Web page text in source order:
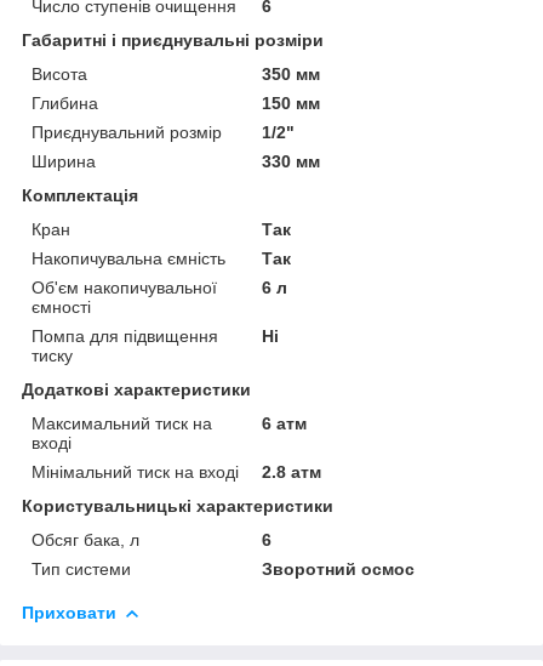
Число ступенів очищення
6
Габаритні і приєднувальні розміри
Висота
350 мм
Глибина
150 мм
Приєднувальний розмір
1/2"
Ширина
330 мм
Комплектація
Кран
Так
Накопичувальна ємність
Так
Об'єм накопичувальної
ємності
6 л
Помпа для підвищення
тиску
Ні
Додаткові характеристики
Максимальний тиск на
вході
6 атм
Мінімальний тиск на вході
2.8 атм
Користувальницькі характеристики
Обсяг бака, л
6
Тип системи
Зворотний осмос
Приховати